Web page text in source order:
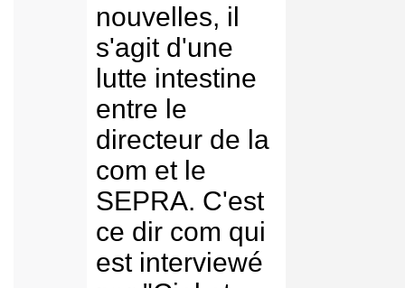
nouvelles, il
s'agit d'une
lutte intestine
entre le
directeur de la
com et le
SEPRA. C'est
ce dir com qui
est interviewé